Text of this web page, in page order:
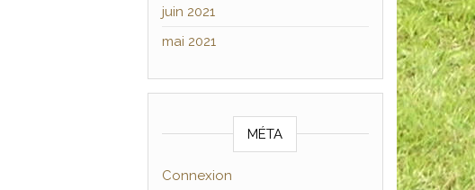
juin 2021
mai 2021
MÉTA
Connexion